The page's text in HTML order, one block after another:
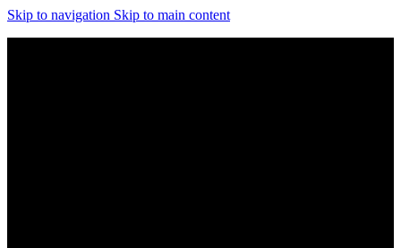
Skip to navigation Skip to main content